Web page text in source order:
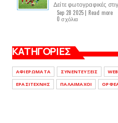
Δείτε φωτογραφικές
Sep 28 2025 | Read more
0 σχόλια
ΚΑΤΗΓΟΡΙΕΣ
ΑΦΙΕΡΩΜΑΤΑ ΣΥΝΕΝΤΕΥΞΕΙΣ
ΕΡΑΣΙΤΕΧΝΗΣ
ΠΑΛΑΙΜΑΧΟΙ